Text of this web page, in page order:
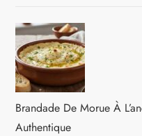
Brandade De Morue À
Authentique